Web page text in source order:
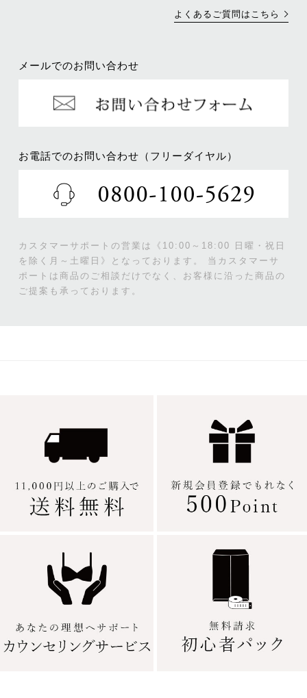
よくあるご質問はこちら
メールでのお問い合わせ
お電話でのお問い合わせ（フリーダイヤル）
カスタマーサポートの営業は《10:00～18:00 日曜・祝日
を除く月～土曜日》となっております。
当カスタマーサ
ポートは商品のご相談だけでなく、お客様に沿った商品の
ご提案も承っております。